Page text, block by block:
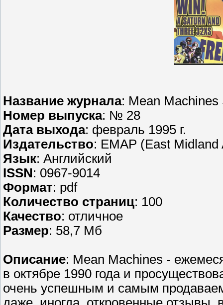
Название журнала: Mean Machines
Номер выпуска: № 28
Дата выхода: февраль 1995 г.
Издательство: EMAP (East
Язык: Английский
ISSN: 0967-9014
Формат: pdf
Количество страниц: 100
Качество: отличное
Размер: 58,7 Мб
Описание: Mean Machines -
в октябре 1990 года и
очень успешным и самым